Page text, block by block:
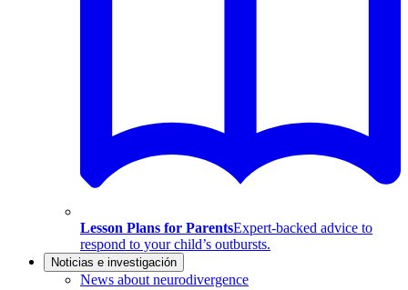
Lesson Plans for ParentsExpert-backed advice to
respond to your child’s outbursts.
Noticias e investigación
News about neurodivergence